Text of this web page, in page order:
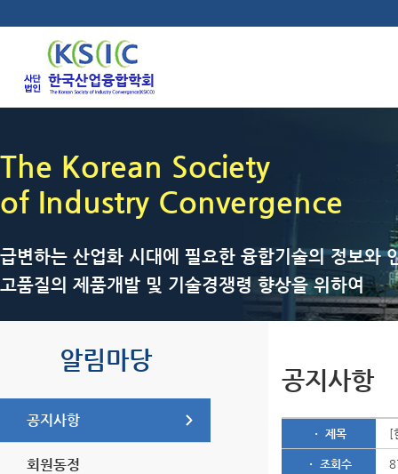
The Korean Society
of Industry Convergence
급변하는 산업화 시대에 필요한 융합기술의 정보와
고품질의 제품개발 및 기술경쟁령 향상을 위하여
알림마당
공지사항
회원동정
공지사항
ㆍ 제목 [
ㆍ 조회수